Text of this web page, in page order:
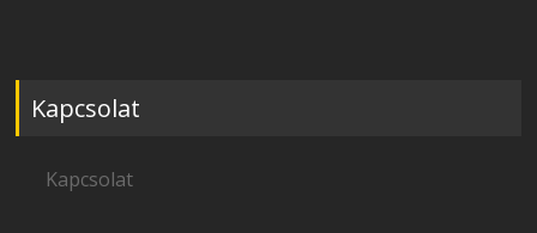
Kapcsolat
Kapcsolat